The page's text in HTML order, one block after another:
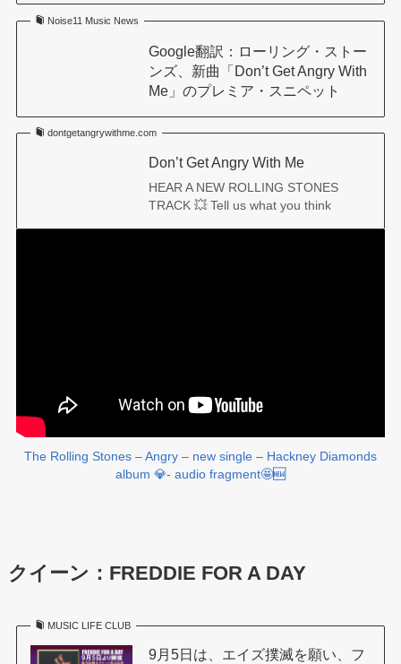
Noise11 Music News
Google翻訳：ローリング・ストー
ンズ、新曲「Don’t Get Angry With
Me」のプレミア・スニペット
dontgetangrywithme.com
Don’t Get Angry With Me
HEAR A NEW ROLLING STONES
TRACK 💥 Tell us what you think
The Rolling Stones – Angry – new single – Hackney Diamonds
album 💎- audio fragment🤩🆕
クイーン ：FREDDIE FOR A DAY
MUSIC LIFE CLUB
9月5日は、エイズ撲滅を願い、フ